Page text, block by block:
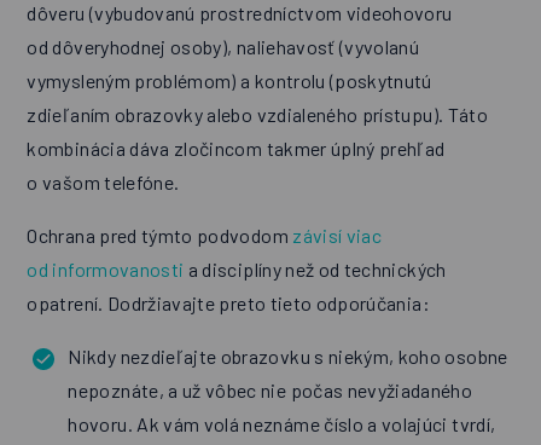
dôveru (vybudovanú prostredníctvom videohovoru
od dôveryhodnej osoby), naliehavosť (vyvolanú
vymysleným problémom) a kontrolu (poskytnutú
zdieľaním obrazovky alebo vzdialeného prístupu). Táto
kombinácia dáva zločincom takmer úplný prehľad
o vašom telefóne.
Ochrana pred týmto podvodom závisí viac
od informovanosti a disciplíny než od technických
opatrení. Dodržiavajte preto tieto odporúčania:
Nikdy nezdieľajte obrazovku s niekým, koho osobne
nepoznáte, a už vôbec nie počas nevyžiadaného
hovoru. Ak vám volá neznáme číslo a volajúci tvrdí,